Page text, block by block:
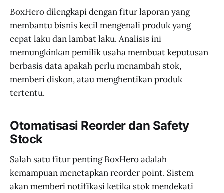
BoxHero dilengkapi dengan fitur laporan yang
membantu bisnis kecil mengenali produk yang
cepat laku dan lambat laku. Analisis ini
memungkinkan pemilik usaha membuat keputusan
berbasis data apakah perlu menambah stok,
memberi diskon, atau menghentikan produk
tertentu.
Otomatisasi Reorder dan Safety
Stock
Salah satu fitur penting BoxHero adalah
kemampuan menetapkan reorder point. Sistem
akan memberi notifikasi ketika stok mendekati